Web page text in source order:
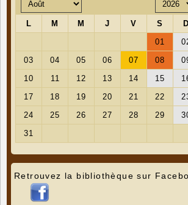
Retrouvez la bibliothèque sur